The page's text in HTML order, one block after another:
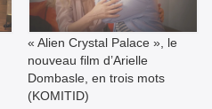
« Alien Crystal Palace », le
nouveau film d’Arielle
Dombasle, en trois mots
(KOMITID)